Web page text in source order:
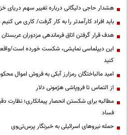
هشدار حاجی دلیگانی درباره تغییر سهم دریای
باید افراد کارآمدتر را به کار گرفت/ کاری می
هدف قرار گرفتن اتاق‌ فرماندهی مزدوران
این دیپلماسی نمایشی، شکست خورده است/
کنید
امید مالباختگان رمزارز آبکی به فروش اموال
از التماس تا فروپاشی هژمونی دلار
مطالبه برای شکستن انحصار پیمانکاری؛ نظارت
فساد
حمله نیروهای اسرائیلی به خبرنگار پرس‌تی‌وی